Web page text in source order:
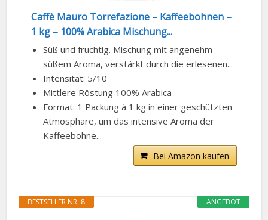
Caffè Mauro Torrefazione – Kaffeebohnen –
1 kg – 100% Arabica Mischung...
Süß und fruchtig. Mischung mit angenehm
süßem Aroma, verstärkt durch die erlesenen...
Intensität: 5/10
Mittlere Röstung 100% Arabica
Format: 1 Packung à 1 kg in einer geschützten
Atmosphäre, um das intensive Aroma der
Kaffeebohne...
Bei Amazon kaufen
ANGEBOT
BESTSELLER NR. 8